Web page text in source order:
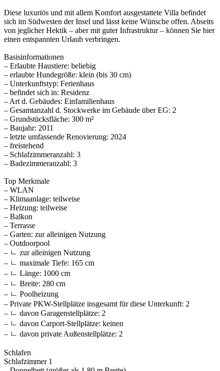
Diese luxuriös und mit allem Komfort ausgestattete Villa befindet
sich im Südwesten der Insel und lässt keine Wünsche offen. Abseits
von jeglicher Hektik – aber mit guter Infrastruktur – können Sie hier
einen entspannten Urlaub verbringen.
Basisinformationen
– Erlaubte Haustiere: beliebig
– erlaubte Hundegröße: klein (bis 30 cm)
– Unterkunftstyp: Ferienhaus
– befindet sich in: Residenz
– Art d. Gebäudes: Einfamilienhaus
– Gesamtanzahl d. Stockwerke im Gebäude über EG: 2
– Grundstücksfläche: 300 m²
– Baujahr: 2011
– letzte umfassende Renovierung: 2024
– freistehend
– Schlafzimmeranzahl: 3
– Badezimmeranzahl: 3
Top Merkmale
– WLAN
– Klimaanlage: teilweise
– Heizung: teilweise
– Balkon
– Terrasse
– Garten: zur alleinigen Nutzung
– Outdoorpool
– ㄴ zur alleinigen Nutzung
– ㄴ maximale Tiefe: 165 cm
– ㄴ Länge: 1000 cm
– ㄴ Breite: 280 cm
– ㄴ Poolheizung
– Private PKW-Stellplätze insgesamt für diese Unterkunft: 2
– ㄴ davon Garagenstellplätze: 2
– ㄴ davon Carport-Stellplätze: keinen
– ㄴ davon private Außen­stellplätze: 2
Schlafen
Schlafzimmer 1